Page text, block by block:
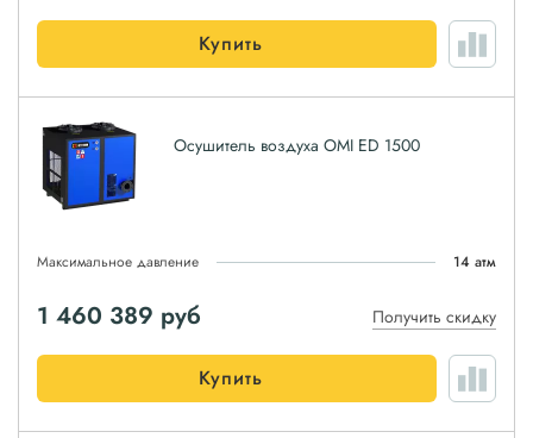
Купить
Осушитель воздуха OMI ED 1500
Максимальное давление 14 атм
1 460 389 руб Получить скидку
Купить